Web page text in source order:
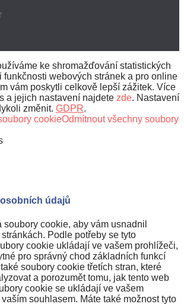
ke shromažďování statistických
funkčnosti webových stránek a pro online
vám poskytli celkově lepší zážitek. Více
a jejich nastavení najdete zde. Nastavení
změnit. GDPR.
cookieOdmítnout všechny soubory
údajů
soubory cookie, aby vám usnadnil
Podle potřeby se tyto
cookie ukládají ve vašem prohlížeči,
pro správný chod základních funkcí
soubory cookie třetích stran, které
a porozumět tomu, jak tento web
cookie se ukládají ve vašem
souhlasem. Máte také možnost tyto